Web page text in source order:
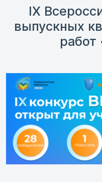
IX
выпускных
работ